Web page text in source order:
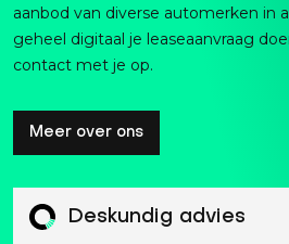
aanbod van diverse automerken in
geheel digitaal je leaseaanvraag
contact met je op.
Meer over ons
Deskundig advies